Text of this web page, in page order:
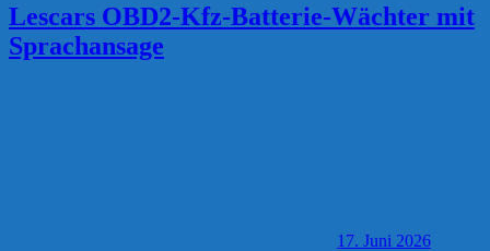
Lescars OBD2-Kfz-Batterie-Wächter mit
Sprachansage
17. Juni 2026